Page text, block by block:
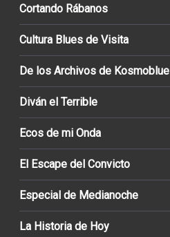
Cortando Rábanos
Cultura Blues de Visita
De los Archivos de Kosmoblue
Diván el Terrible
Ecos de mi Onda
El Escape del Convicto
Especial de Medianoche
La Historia de Hoy